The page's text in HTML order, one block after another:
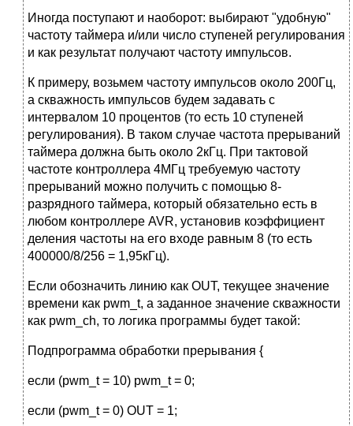
Иногда поступают и наоборот: выбирают "удобную"
частоту таймера и/или число ступеней регулирования
и как результат получают частоту импульсов.
К примеру, возьмем частоту импульсов около 200Гц,
а скважность импульсов будем задавать с
интервалом 10 процентов (то есть 10 ступеней
регулирования). В таком случае частота прерываний
таймера должна быть около 2кГц. При тактовой
частоте контроллера 4МГц требуемую частоту
прерываний можно получить с помощью 8-
разрядного таймера, который обязательно есть в
любом контроллере AVR, установив коэффициент
деления частоты на его входе равным 8 (то есть
400000/8/256 = 1,95кГц).
Если обозначить линию как OUT, текущее значение
времени как pwm_t, а заданное значение скважности
как pwm_ch, то логика программы будет такой:
Подпрограмма обработки прерывания {
если (pwm_t = 10) pwm_t = 0;
если (pwm_t = 0) OUT = 1;